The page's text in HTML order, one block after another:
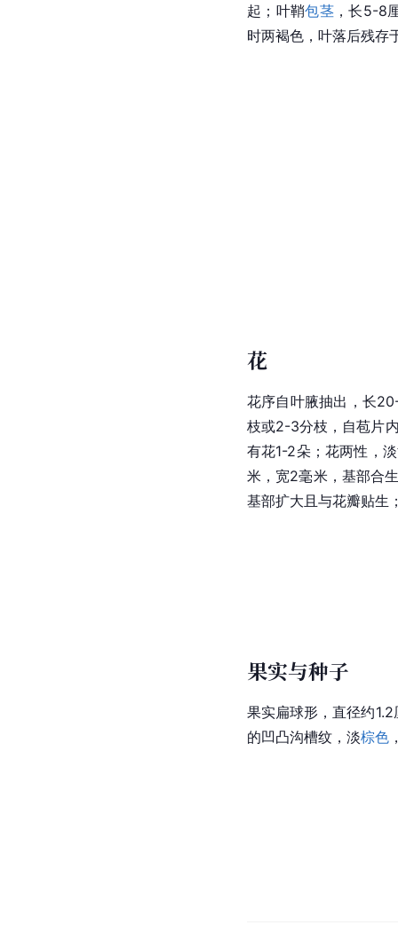
起；叶鞘包茎，长5-8
时两褐色，叶落后残存
花
花序自叶腋抽出，长
枝或2-3分枝，自苞片
有花1-2朵；花两性，
米，宽2毫米，基部合
基部扩大且与花瓣贴生
果实与种子
果实扁球形，直径约
的凹凸沟槽纹，淡棕色